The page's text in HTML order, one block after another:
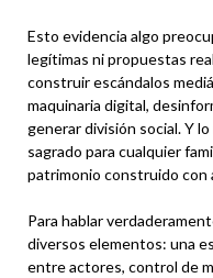
Esto evidencia algo
legítimas ni propuestas
construir escándalos
maquinaria digital,
generar división social. Y
sagrado para cualquier
patrimonio construido con
Para hablar
diversos elementos: una
entre actores, control de